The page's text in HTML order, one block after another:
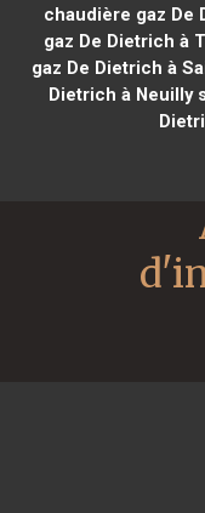
chaudière gaz De
gaz De Dietrich à
gaz De Dietrich à
Dietrich à Neuilly